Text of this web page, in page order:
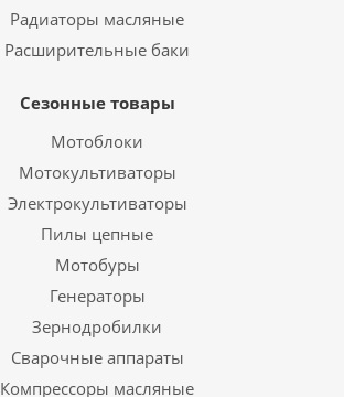
Радиаторы масляные
Расширительные баки
Сезонные товары
Мотоблоки
Мотокультиваторы
Электрокультиваторы
Пилы цепные
Мотобуры
Генераторы
Зернодробилки
Сварочные аппараты
Компрессоры масляные